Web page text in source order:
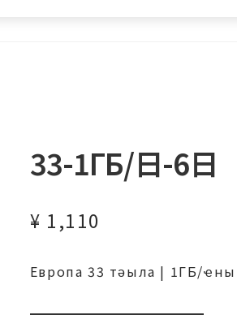
33-1ГБ/日-6日
¥ 1,110
Европа 33 тәыла | 1ГБ/ҽны